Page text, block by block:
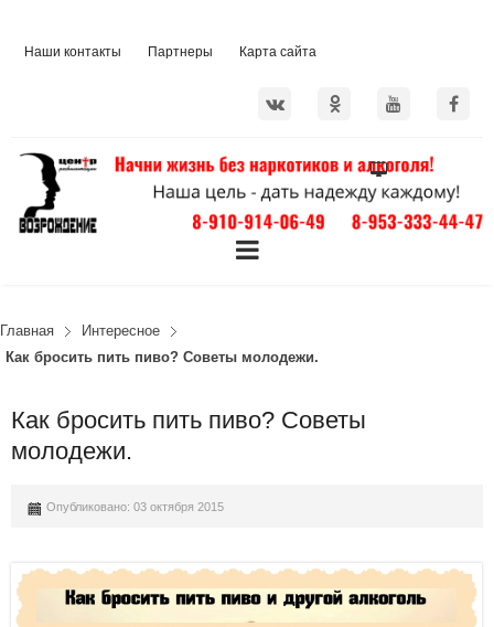
Наши контакты Партнеры Карта сайта
Главная
Интересное
Как бросить пить пиво? Советы молодежи.
Как бросить пить пиво? Советы
молодежи.
Опубликовано: 03 октября 2015